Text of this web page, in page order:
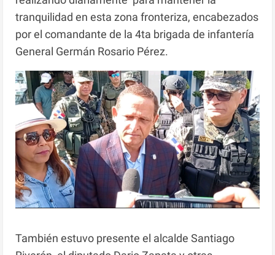
tranquilidad en esta zona fronteriza, encabezados
por el comandante de la 4ta brigada de infantería
General Germán Rosario Pérez.
También estuvo presente el alcalde Santiago